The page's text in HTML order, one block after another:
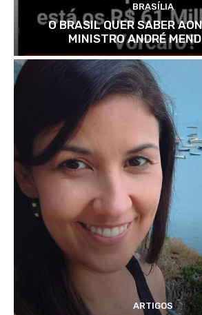
BRASÍLIA
O BRASIL QUER SABER
MINISTRO ANDRÉ
ARTIGOS